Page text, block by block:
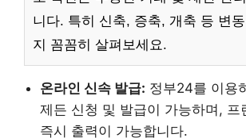
니다. 특히 신축, 증축, 개축 등 변
지 꼼꼼히 살펴보세요.
온라인 신속 발급: 정부24를 이용
제든 신청 및 발급이 가능하며, 프
즉시 출력이 가능합니다.